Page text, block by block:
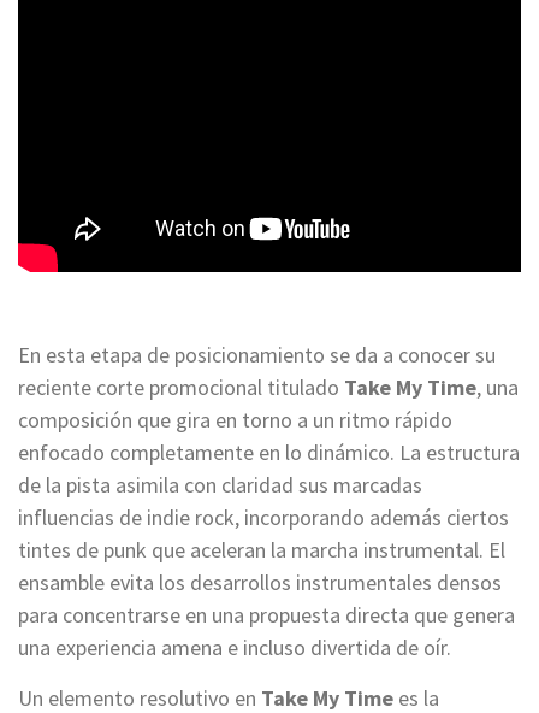
En esta etapa de posicionamiento se da a conocer su
reciente corte promocional titulado Take My Time, una
composición que gira en torno a un ritmo rápido
enfocado completamente en lo dinámico. La estructura
de la pista asimila con claridad sus marcadas
influencias de indie rock, incorporando además ciertos
tintes de punk que aceleran la marcha instrumental. El
ensamble evita los desarrollos instrumentales densos
para concentrarse en una propuesta directa que genera
una experiencia amena e incluso divertida de oír.
Un elemento resolutivo en Take My Time es la